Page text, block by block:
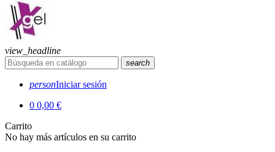
view_headline
search
personIniciar sesión
0 0,00 €
Carrito
No hay más artículos en su carrito